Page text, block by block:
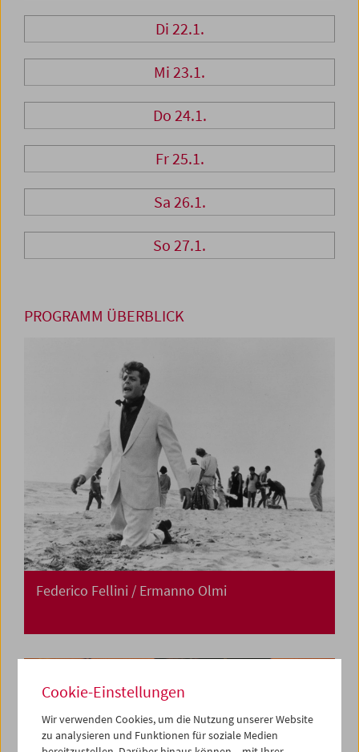
Di 22.1.
Mi 23.1.
Do 24.1.
Fr 25.1.
Sa 26.1.
So 27.1.
PROGRAMM ÜBERBLICK
Federico Fellini / Ermanno Olmi
Cookie-Einstellungen
Wir verwenden Cookies, um die Nutzung unserer Website
zu analysieren und Funktionen für soziale Medien